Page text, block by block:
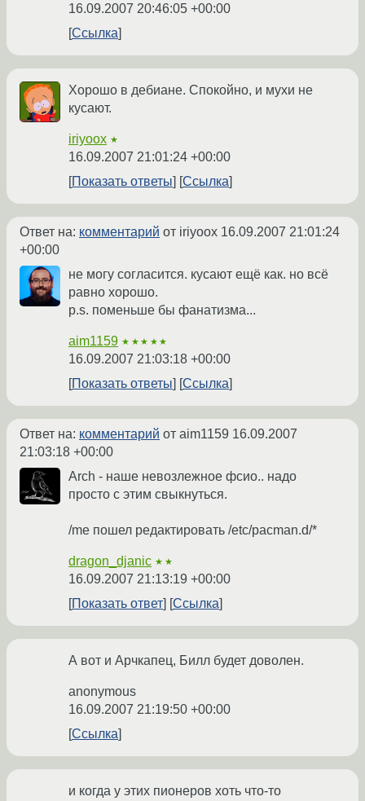
16.09.2007 20:46:05 +00:00
Ссылка
Хорошо в дебиане. Спокойно, и мухи не
кусают.
iriyoox ★
16.09.2007 21:01:24 +00:00
Показать ответы
Ссылка
Ответ на: комментарий от iriyoox 16.09.2007 21:01:24
+00:00
не могу согласится. кусают ещё как. но всё
равно хорошо.
p.s. поменьше бы фанатизма...
aim1159 ★★★★★
16.09.2007 21:03:18 +00:00
Показать ответы
Ссылка
Ответ на: комментарий от aim1159 16.09.2007
21:03:18 +00:00
Arch - наше невозлежное фсио.. надо
просто с этим свыкнуться.
/me пошел редактировать /etc/pacman.d/*
dragon_djanic ★★
16.09.2007 21:13:19 +00:00
Показать ответ
Ссылка
А вот и Арчкапец, Билл будет доволен.
anonymous
16.09.2007 21:19:50 +00:00
Ссылка
и когда у этих пионеров хоть что-то